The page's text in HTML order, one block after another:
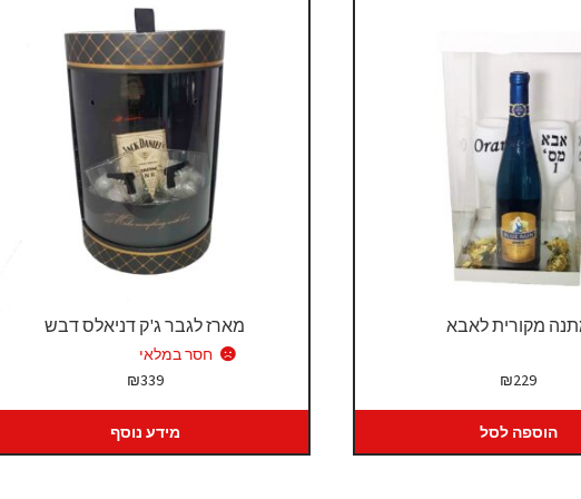
מקורית לאבא
₪229
הוספה לסל
מארז לגבר ג'ק דניאלס דבש
חסר במלאי
₪339
מידע נוסף